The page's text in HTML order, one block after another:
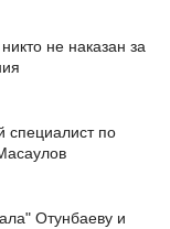
не наказан за
специалист по
Отунбаеву и